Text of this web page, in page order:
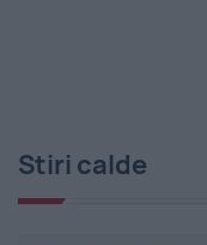
Stiri calde